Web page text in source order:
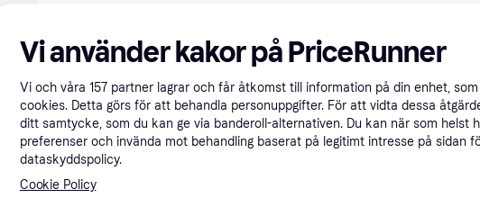
Specifikationer
Vi använder kakor på PriceRunner
Vi och våra 157 partner lagrar och får åtkomst till information på din enhet,
cookies. Detta görs för att behandla personuppgifter. För att vidta dessa
ditt samtycke, som du kan ge via banderoll-alternativen. Du kan när som helst
preferenser och invända mot behandling baserat på legitimt intresse på sidan
dataskyddspolicy.
Cookie Policy